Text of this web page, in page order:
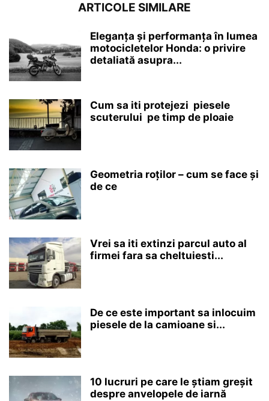
ARTICOLE SIMILARE
Eleganța și performanța în lumea
motocicletelor Honda: o privire
detaliată asupra...
Cum sa iti protejezi piesele
scuterului pe timp de ploaie
Geometria roților – cum se face și
de ce
Vrei sa iti extinzi parcul auto al
firmei fara sa cheltuiesti...
De ce este important sa inlocuim
piesele de la camioane si...
10 lucruri pe care le ştiam greşit
despre anvelopele de iarnă